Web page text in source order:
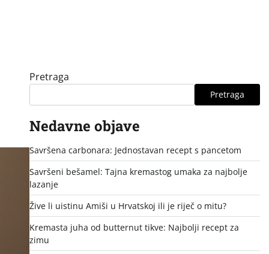
Pretraga
Pretraga
Nedavne objave
Savršena carbonara: Jednostavan recept s pancetom
Savršeni bešamel: Tajna kremastog umaka za najbolje
lazanje
Žive li uistinu Amiši u Hrvatskoj ili je riječ o mitu?
Kremasta juha od butternut tikve: Najbolji recept za
zimu